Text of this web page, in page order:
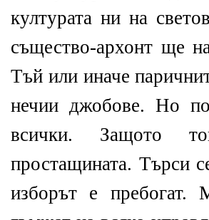
културата ни на
същество-архонт ще
Тъй или иначе
нечии джобове. Но
всички. Защото
простащината. Търси
изборът е пребогат.